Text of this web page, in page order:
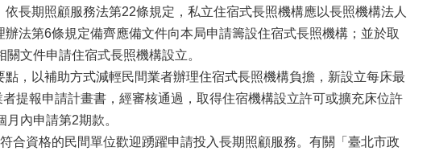
長期照顧服務法第22條規定，私立住宿式長照機構應以長照機構法人
法第6條規定備齊應備文件向本局申請籌設住宿式長照機構；並於取
文件申請住宿式長照機構設立。
，以補助方式減輕民間業者辦理住宿式長照機構負擔，新設立每床最
提報申請計畫書，經審核通過，取得住宿機構設立許可或擴充床位許
內申請第2期款。
合資格的民間單位歡迎踴躍申請投入長期照顧服務。有關「臺北市政